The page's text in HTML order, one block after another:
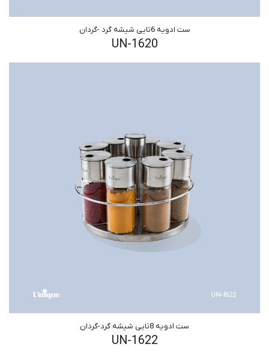
ست ادویه 6تایی شیشه گرد -گردان
UN-1620
ست ادویه 8تایی شیشه گرد-گردان
UN-1622